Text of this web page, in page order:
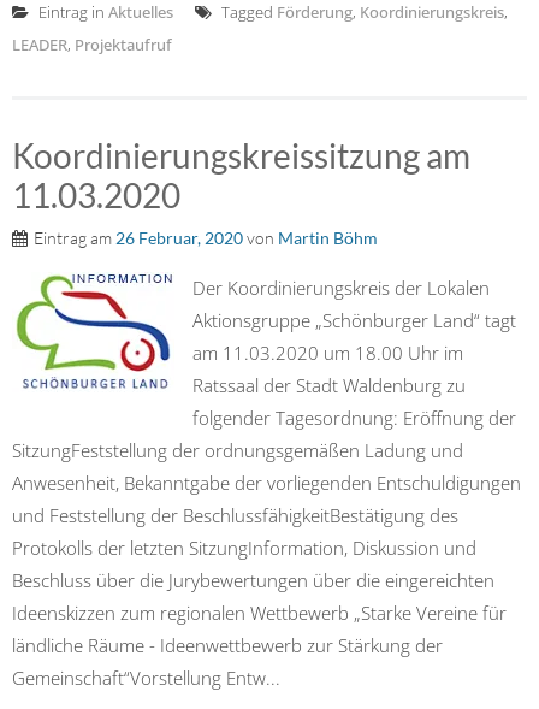
Eintrag in Aktuelles Tagged Förderung, Koordinierungskreis,
LEADER, Projektaufruf
Koordinierungskreissitzung am
11.03.2020
Eintrag am 26 Februar, 2020von Martin Böhm
Der Koordinierungskreis der Lokalen
Aktionsgruppe „Schönburger Land“ tagt
am 11.03.2020 um 18.00 Uhr im
Ratssaal der Stadt Waldenburg zu
folgender Tagesordnung: Eröffnung der
SitzungFeststellung der ordnungsgemäßen Ladung und
Anwesenheit, Bekanntgabe der vorliegenden Entschuldigungen
und Feststellung der BeschlussfähigkeitBestätigung des
Protokolls der letzten SitzungInformation, Diskussion und
Beschluss über die Jurybewertungen über die eingereichten
Ideenskizzen zum regionalen Wettbewerb „Starke Vereine für
ländliche Räume - Ideenwettbewerb zur Stärkung der
Gemeinschaft“Vorstellung Entw...